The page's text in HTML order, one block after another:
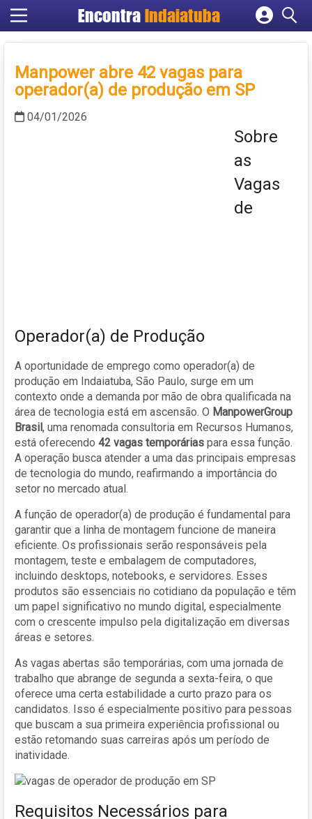
Encontra Indaiatuba
Cadastrar empresa
Criar conta
Manpower abre 42 vagas para
operador(a) de produção em SP
04/01/2026
Sobre
as
Vagas
de
Operador(a) de Produção
A oportunidade de emprego como operador(a) de
produção em Indaiatuba, São Paulo, surge em um
contexto onde a demanda por mão de obra qualificada na
área de tecnologia está em ascensão. O ManpowerGroup
Brasil, uma renomada consultoria em Recursos Humanos,
está oferecendo 42 vagas temporárias para essa função.
A operação busca atender a uma das principais empresas
de tecnologia do mundo, reafirmando a importância do
setor no mercado atual.
A função de operador(a) de produção é fundamental para
garantir que a linha de montagem funcione de maneira
eficiente. Os profissionais serão responsáveis pela
montagem, teste e embalagem de computadores,
incluindo desktops, notebooks, e servidores. Esses
produtos são essenciais no cotidiano da população e têm
um papel significativo no mundo digital, especialmente
com o crescente impulso pela digitalização em diversas
áreas e setores.
As vagas abertas são temporárias, com uma jornada de
trabalho que abrange de segunda a sexta-feira, o que
oferece uma certa estabilidade a curto prazo para os
candidatos. Isso é especialmente positivo para pessoas
que buscam a sua primeira experiência profissional ou
estão retomando suas carreiras após um período de
inatividade.
Requisitos Necessários para